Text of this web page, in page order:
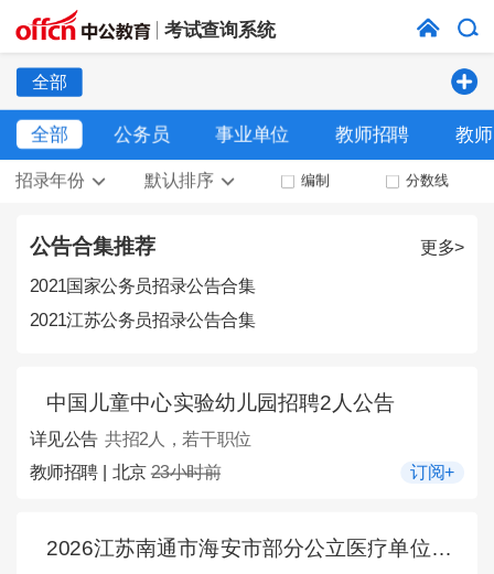
考试查询系统
全部
全部 公务员 事业单位 教师招聘 教
招录年份 默认排序 编制 分数线
更多>
公告合集推荐
2021国家公务员招录公告合集
2021江苏公务员招录公告合集
中国儿童中心实验幼儿园招聘2人公告
详见公告 共招2人，若干职位
教师招聘 | 北京 23小时前 订阅+
2026江苏南通市海安市部分公立医疗单位招聘编外人员21人公告